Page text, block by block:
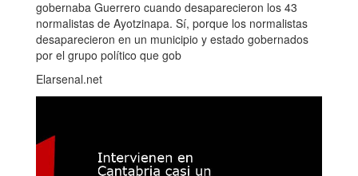
gobernaba Guerrero cuando desaparecieron los 43
normalistas de Ayotzinapa. Sí, porque los normalistas
desaparecieron en un municipio y estado gobernados
por el grupo político que gob
Elarsenal.net